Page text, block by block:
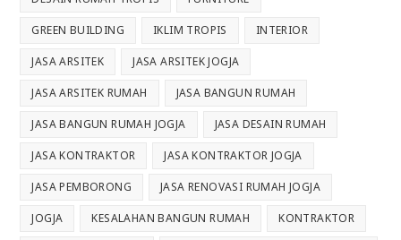
GREEN BUILDING IKLIM TROPIS INTERIOR
JASA ARSITEK JASA ARSITEK JOGJA
JASA ARSITEK RUMAH JASA BANGUN RUMAH
JASA BANGUN RUMAH JOGJA JASA DESAIN RUMAH
JASA KONTRAKTOR JASA KONTRAKTOR JOGJA
JASA PEMBORONG JASA RENOVASI RUMAH JOGJA
JOGJA KESALAHAN BANGUN RUMAH KONTRAKTOR